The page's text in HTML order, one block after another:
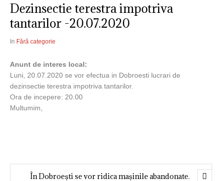
Dezinsectie terestra impotriva
tantarilor -20.07.2020
In Fără categorie
Anunt de interes local:
Luni, 20.07.2020 se vor efectua in Dobroesti lucrari de
dezinsectie terestra impotriva tantarilor.
Ora de incepere: 20.00
Multumim,
În Dobroești se vor ridica mașinile abandonate.